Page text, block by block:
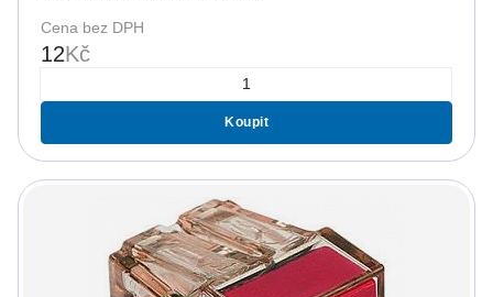
Cena bez DPH
12Kč
Koupit